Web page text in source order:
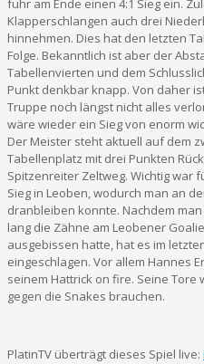
fuhr am Ende einen 4:1 Sieg ein.
Klapperschlangen auch drei
hinnehmen. Dies hat den letzten
Folge. Bekanntlich ist aber der
Tabellenvierten und dem
Punkt denkbar knapp. Von daher
Truppe noch längst nicht alles
wäre wieder ein Sieg von enorm
Der Meister steht aktuell auf dem
Tabellenplatz mit drei Punkten
Spitzenreiter Zeltweg. Wichtig war
Sieg in Leoben, wodurch man an
dranbleiben konnte. Nachdem
lang die Zähne am Leobener
ausgebissen hatte, hat es im
eingeschlagen. Vor allem Hannes
seinem Hattrick on fire. Seine Tore
gegen die Snakes brauchen.
PlatinTV überträgt dieses Spiel live: